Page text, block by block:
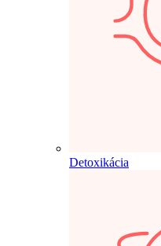
Detoxikácia